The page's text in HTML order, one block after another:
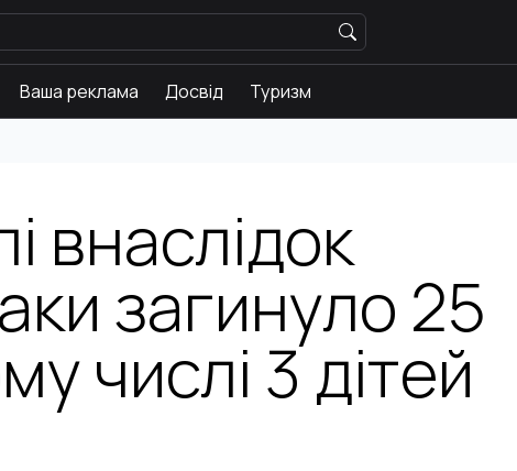
Ваша реклама Досвід Туризм
Новини
Ваша реклама
Досвід
Туризм
внаслідок
загинуло 25
числі 3 дітей